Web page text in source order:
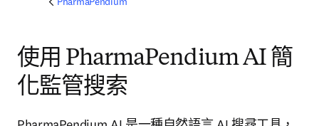
使用 PharmaPendium AI 簡
化監管搜索